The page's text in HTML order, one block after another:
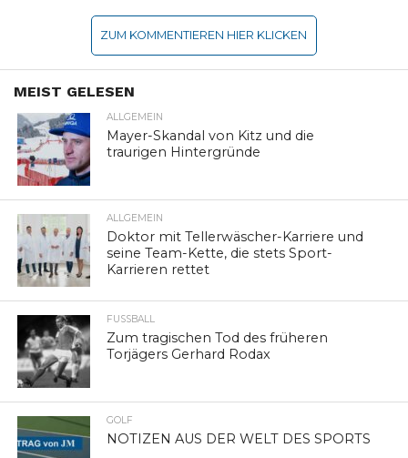
ZUM KOMMENTIEREN HIER KLICKEN
MEIST GELESEN
ALLGEMEIN
Mayer-Skandal von Kitz und die
traurigen Hintergründe
ALLGEMEIN
Doktor mit Tellerwäscher-Karriere und
seine Team-Kette, die stets Sport-
Karrieren rettet
FUSSBALL
Zum tragischen Tod des früheren
Torjägers Gerhard Rodax
GOLF
NOTIZEN AUS DER WELT DES SPORTS